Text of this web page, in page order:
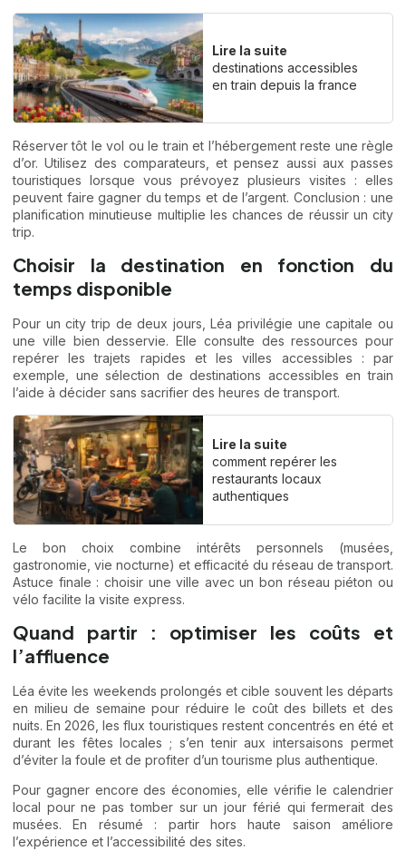
Lire la suite
destinations accessibles
en train depuis la france
Réserver tôt le vol ou le train et l’hébergement reste une règle
d’or. Utilisez des comparateurs, et pensez aussi aux passes
touristiques lorsque vous prévoyez plusieurs visites : elles
peuvent faire gagner du temps et de l’argent. Conclusion : une
planification minutieuse multiplie les chances de réussir un city
trip.
Choisir la destination en fonction du
temps disponible
Pour un city trip de deux jours, Léa privilégie une capitale ou
une ville bien desservie. Elle consulte des ressources pour
repérer les trajets rapides et les villes accessibles : par
exemple, une sélection dedestinations accessibles en train
l’aide à décider sans sacrifier des heures de transport.
Lire la suite
comment repérer les
restaurants locaux
authentiques
Le bon choix combine intérêts personnels (musées,
gastronomie, vie nocturne) et efficacité du réseau de transport.
Astuce finale : choisir une ville avec un bon réseau piéton ou
vélo facilite la visite express.
Quand partir : optimiser les coûts et
l’affluence
Léa évite les weekends prolongés et cible souvent les départs
en milieu de semaine pour réduire le coût des billets et des
nuits. En 2026, les flux touristiques restent concentrés en été et
durant les fêtes locales ; s’en tenir aux intersaisons permet
d’éviter la foule et de profiter d’un tourisme plus authentique.
Pour gagner encore des économies, elle vérifie le calendrier
local pour ne pas tomber sur un jour férié qui fermerait des
musées. En résumé : partir hors haute saison améliore
l’expérience et l’accessibilité des sites.